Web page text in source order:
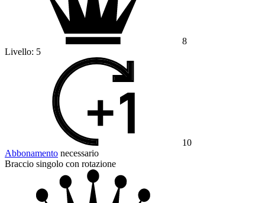
8
Livello: 5
10
Abbonamento necessario
Braccio singolo con rotazione